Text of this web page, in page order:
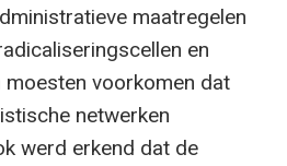
maatregelen
en
voorkomen dat
netwerken
werd erkend dat de